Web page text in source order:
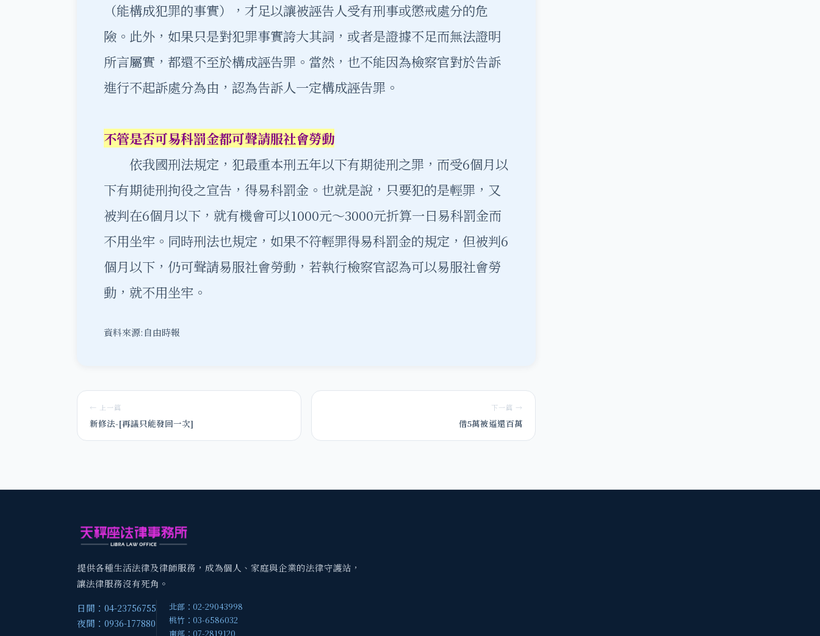
（能構成犯罪的事實），才足以讓被誣告人受有刑事或懲戒處分的危
險。此外，如果只是對犯罪事實誇大其詞，或者是證據不足而無法證明
所言屬實，都還不至於構成誣告罪。當然，也不能因為檢察官對於告訴
進行不起訴處分為由，認為告訴人一定構成誣告罪。
不管是否可易科罰金都可聲請服社會勞動
依我國刑法規定，犯最重本刑五年以下有期徒刑之罪，而受6個月以
下有期徒刑拘役之宣告，得易科罰金。也就是說，只要犯的是輕罪，又
被判在6個月以下，就有機會可以1000元～3000元折算一日易科罰金而
不用坐牢。同時刑法也規定，如果不符輕罪得易科罰金的規定，但被判6
個月以下，仍可聲請易服社會勞動，若執行檢察官認為可以易服社會勞
動，就不用坐牢。
資料來源:自由時報
← 上一篇
新修法-[再議只能發回一次]
下一篇 →
借5萬被逼還百萬
提供各種生活法律及律師服務，成為個人、家庭與企業的法律守護站，
讓法律服務沒有死角。
日間：04-23756755
夜間：0936-177880
北部：02-29043998
桃竹：03-6586032
南部：07-2819120